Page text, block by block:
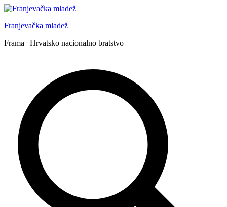
Skip
content
Franjevačka mladež
Frama | Hrvatsko nacionalno bratstvo